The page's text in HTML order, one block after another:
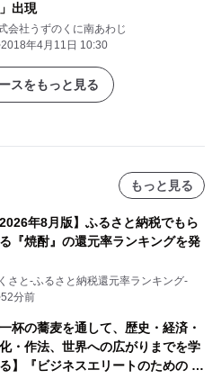
出現
会社うずのくに南あわじ
2018年4月11日 10:30
スをもっと見る
もっと見る
2026年8月版】ふるさと納税でもら
『焼酎』の還元率ランキングを発
さと-ふるさと納税還元率ランキング-
52分前
一杯の蕎麦を通して、歴史・経済・
・作法、世界への広がりまでを学
】『ビジネスエリートのための 教